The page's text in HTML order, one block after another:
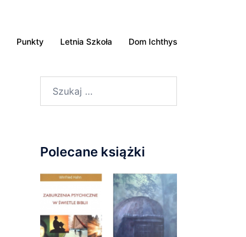
Punkty Letnia Szkoła Dom Ichthys
Polecane książki